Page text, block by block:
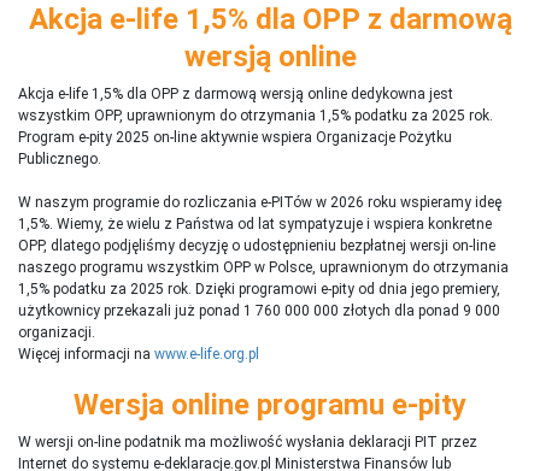
Akcja e-life 1,5% dla OPP z darmową
wersją online
Akcja e-life 1,5% dla OPP z darmową wersją online dedykowna jest
wszystkim OPP, uprawnionym do otrzymania 1,5% podatku za 2025 rok.
Program e-pity 2025 on-line aktywnie wspiera Organizacje Pożytku
Publicznego.
W naszym programie do rozliczania e-PITów w 2026 roku wspieramy ideę
1,5%. Wiemy, że wielu z Państwa od lat sympatyzuje i wspiera konkretne
OPP, dlatego podjęliśmy decyzję o udostępnieniu bezpłatnej wersji on-line
naszego programu wszystkim OPP w Polsce, uprawnionym do otrzymania
1,5% podatku za 2025 rok. Dzięki programowi e-pity od dnia jego premiery,
użytkownicy przekazali już ponad 1 760 000 000 złotych dla ponad 9 000
organizacji.
Więcej informacji na www.e-life.org.pl
Wersja online programu e-pity
W wersji on-line podatnik ma możliwość wysłania deklaracji PIT przez
Internet do systemu e-deklaracje.gov.pl Ministerstwa Finansów lub